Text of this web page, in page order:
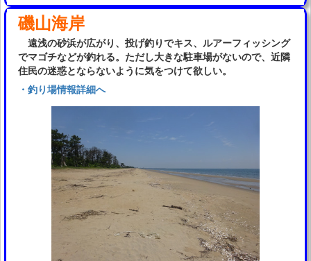
磯山海岸
遠浅の砂浜が広がり、投げ釣りでキス、ルアーフィッシング
でマゴチなどが釣れる。ただし大きな駐車場がないので、近隣
住民の迷惑とならないように気をつけて欲しい。
・釣り場情報詳細へ